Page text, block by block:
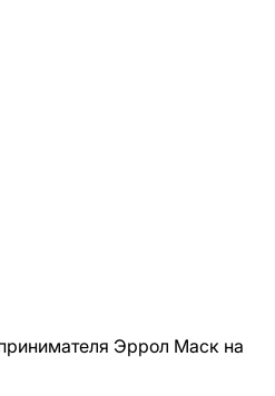
Эррол Маск на